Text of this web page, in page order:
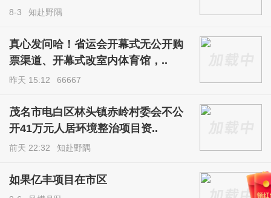
8-3 知赴野隅
真心发问哈！省运会开幕式无公开购
票渠道、开幕式改室内体育馆，..
昨天 15:12 66667
茂名市电白区林头镇赤岭村委会不公
开41万元人居环境整治项目资..
前天 22:32 知赴野隅
如果亿丰项目在市区